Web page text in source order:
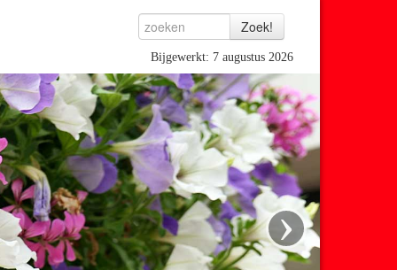
Bijgewerkt: 7 augustus 2026
›